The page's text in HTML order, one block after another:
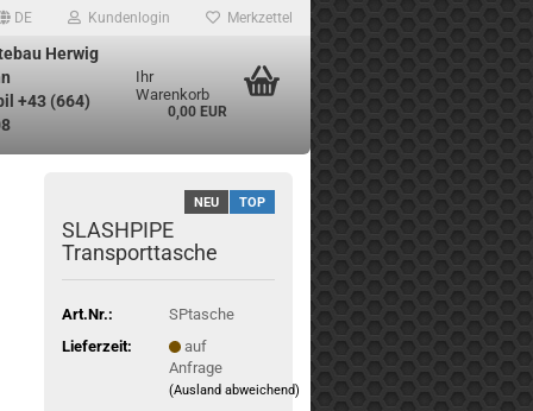
DE Kundenlogin Merkzettel
Herwig
+43 (664)
Ihr
Warenkorb
0,00 EUR
NEU TOP
SLASHPIPE
Transporttasche
Art.Nr.:
SPtasche
Lieferzeit:
auf
Anfrage
(Ausland abweichend)